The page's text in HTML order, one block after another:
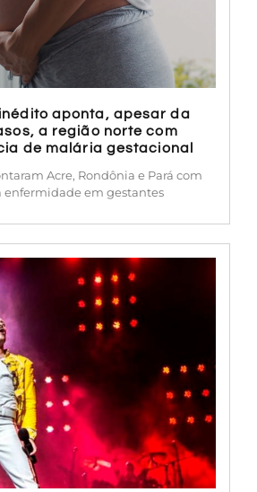
aponta, apesar da
a região norte com
de malária gestacional
Acre, Rondônia e Pará com
em gestantes